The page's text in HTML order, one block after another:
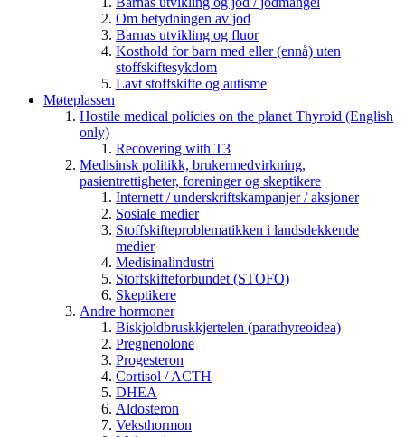
Om betydningen av jod
Barnas utvikling og fluor
Kosthold for barn med eller (ennå) uten
stoffskiftesykdom
Lavt stoffskifte og autisme
Møteplassen
Hostile medical policies on the planet Thyroid (English
only)
Recovering with T3
Medisinsk politikk, brukermedvirkning,
pasientrettigheter, foreninger og skeptikere
Internett / underskriftskampanjer / aksjoner
Sosiale medier
Stoffskifteproblematikken i landsdekkende
medier
Medisinalindustri
Stoffskifteforbundet (STOFO)
Skeptikere
Andre hormoner
Biskjoldbruskkjertelen (parathyreoidea)
Pregnenolone
Progesteron
Cortisol / ACTH
DHEA
Aldosteron
Veksthormon